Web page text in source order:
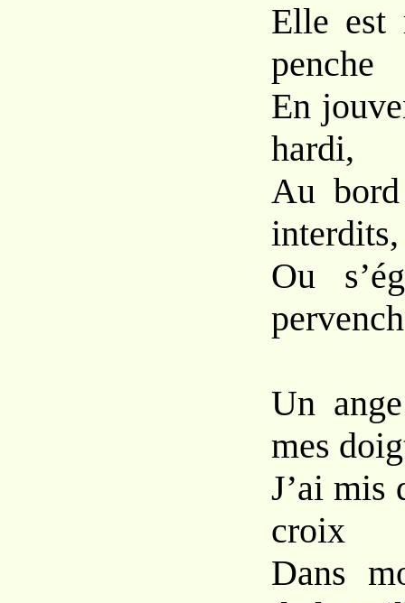
Elle est
penche
En
hardi,
Au
interdits,
Ou
Un
mes
J’ai mis
croix
Dans